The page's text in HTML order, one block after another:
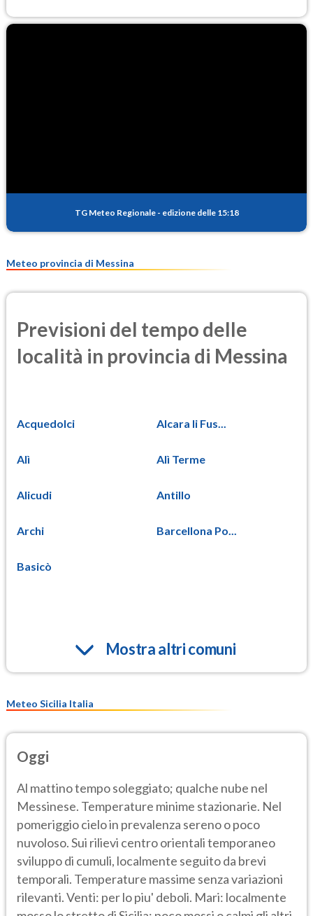
TG Meteo Regionale - edizione delle 15:18
Meteo provincia di Messina
Previsioni del tempo delle
località in provincia di Messina
Acquedolci Alcara li Fus...
Alì Alì Terme
Alicudi Antillo
Archi Barcellona Po...
Basicò
Mostra altri comuni
Meteo Sicilia Italia
Oggi
Al mattino tempo soleggiato; qualche nube nel
Messinese. Temperature minime stazionarie. Nel
pomeriggio cielo in prevalenza sereno o poco
nuvoloso. Sui rilievi centro orientali temporaneo
sviluppo di cumuli, localmente seguito da brevi
temporali. Temperature massime senza variazioni
rilevanti. Venti: per lo piu' deboli. Mari: localmente